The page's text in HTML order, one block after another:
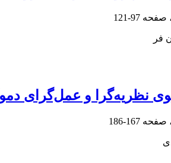
97-121
فر
نظریه‌گرا و عمل‌گرای
167-186